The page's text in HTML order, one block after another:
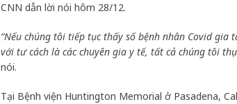
CNN dẫn lời nói hôm 28/12.
“Nếu chúng tôi tiếp tục thấy số bệnh nhân Covid
với tư cách là các chuyên gia y tế, tất cả chúng tôi
nói.
Tại Bệnh viện Huntington Memorial ở Pasadena,